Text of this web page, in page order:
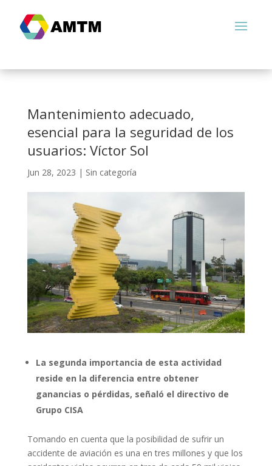
Mantenimiento adecuado,
esencial para la seguridad de los
usuarios: Víctor Sol
Jun 28, 2023 | Sin categoría
La segunda importancia de esta actividad
reside en la diferencia entre obtener
ganancias o pérdidas, señaló el directivo de
Grupo CISA
Tomando en cuenta que la posibilidad de sufrir un
accidente de aviación es una en tres millones y que los